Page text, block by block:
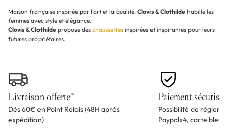
Maison française inspirée par l’art et la qualité, Clovis & Clothilde habille les
femmes avec style et élégance.
Clovis & Clothilde propose des chaussettes inspirées et inspirantes pour leurs
futures propriétaires.
Livraison offerte*
Dès 60€ en Point Relais (48H après
expédition)
Paiement sécurisé
Possibilité de
Paypalx4, carte